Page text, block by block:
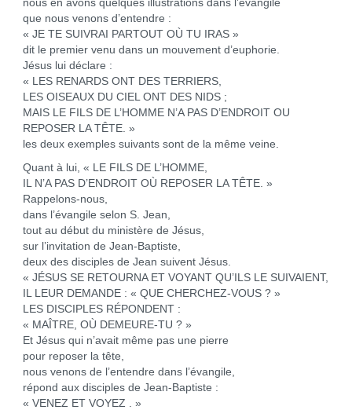
nous en avons quelques illustrations dans l’évangile
que nous venons d’entendre :
« JE TE SUIVRAI PARTOUT OÙ TU IRAS »
dit le premier venu dans un mouvement d’euphorie.
Jésus lui déclare :
« LES RENARDS ONT DES TERRIERS,
LES OISEAUX DU CIEL ONT DES NIDS ;
MAIS LE FILS DE L’HOMME N’A PAS D’ENDROIT OU
REPOSER LA TÊTE. »
les deux exemples suivants sont de la même veine.
Quant à lui, « LE FILS DE L’HOMME,
IL N’A PAS D’ENDROIT OÙ REPOSER LA TÊTE. »
Rappelons-nous,
dans l’évangile selon S. Jean,
tout au début du ministère de Jésus,
sur l’invitation de Jean-Baptiste,
deux des disciples de Jean suivent Jésus.
« JÉSUS SE RETOURNA ET VOYANT QU’ILS LE SUIVAIENT,
IL LEUR DEMANDE : « QUE CHERCHEZ-VOUS ? »
LES DISCIPLES RÉPONDENT :
« MAÎTRE, OÙ DEMEURE-TU ? »
Et Jésus qui n’avait même pas une pierre
pour reposer la tête,
nous venons de l’entendre dans l’évangile,
répond aux disciples de Jean-Baptiste :
« VENEZ ET VOYEZ . »